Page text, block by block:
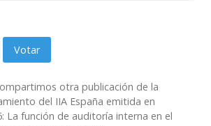
otra publicación de la
del IIA España emitida en
La función de auditoría interna en el